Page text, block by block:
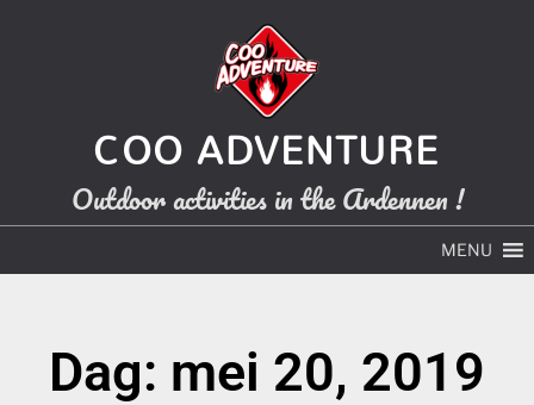
COO ADVENTURE
Outdoor activities in the Ardennen !
MENU
Dag: mei 20, 2019